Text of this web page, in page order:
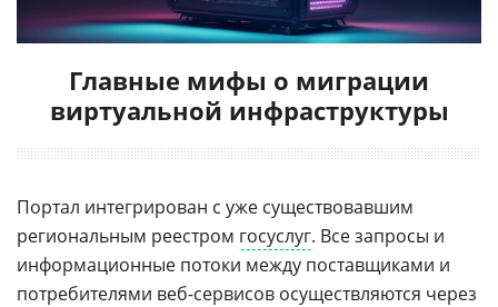
Главные мифы о миграции
виртуальной инфраструктуры
Портал интегрирован с уже существовавшим
региональным реестром госуслуг. Все запросы и
информационные потоки между поставщиками и
потребителями веб-сервисов осуществляются через